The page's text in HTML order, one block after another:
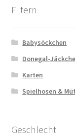
Filtern
Babysöckchen
Donegal-
Karten
Spielhosen &
Geschlecht